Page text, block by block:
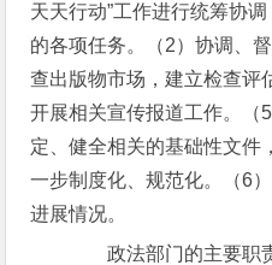
天天行动”工作进行统筹协
的各项任务。（2）协调、
查出版物市场，建立检查评
开展相关宣传报道工作。（
定、健全相关的基础性文件
一步制度化、规范化。（6
进展情况。
政法部门的主要职责